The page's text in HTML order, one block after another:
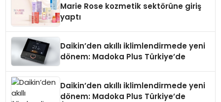
Marie Rose kozmetik sektörüne giriş
yaptı
Daikin’den akıllı iklimlendirmede yeni
dönem: Madoka Plus Türkiye’de
Daikin’den akıllı iklimlendirmede yeni
dönem: Madoka Plus Türkiye’de